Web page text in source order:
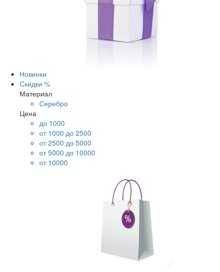
Новинки
Скидки %
Материал
Серебро
Цена
до 1000
от 1000 до 2500
от 2500 до 5000
от 5000 до 10000
от 10000